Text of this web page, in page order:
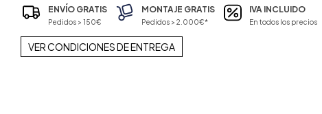
ENVÍO GRATIS
Pedidos > 150€
MONTAJE GRATIS
Pedidos > 2.000€*
IVA INCLUIDO
En todos los precios
VER CONDICIONES DE ENTREGA